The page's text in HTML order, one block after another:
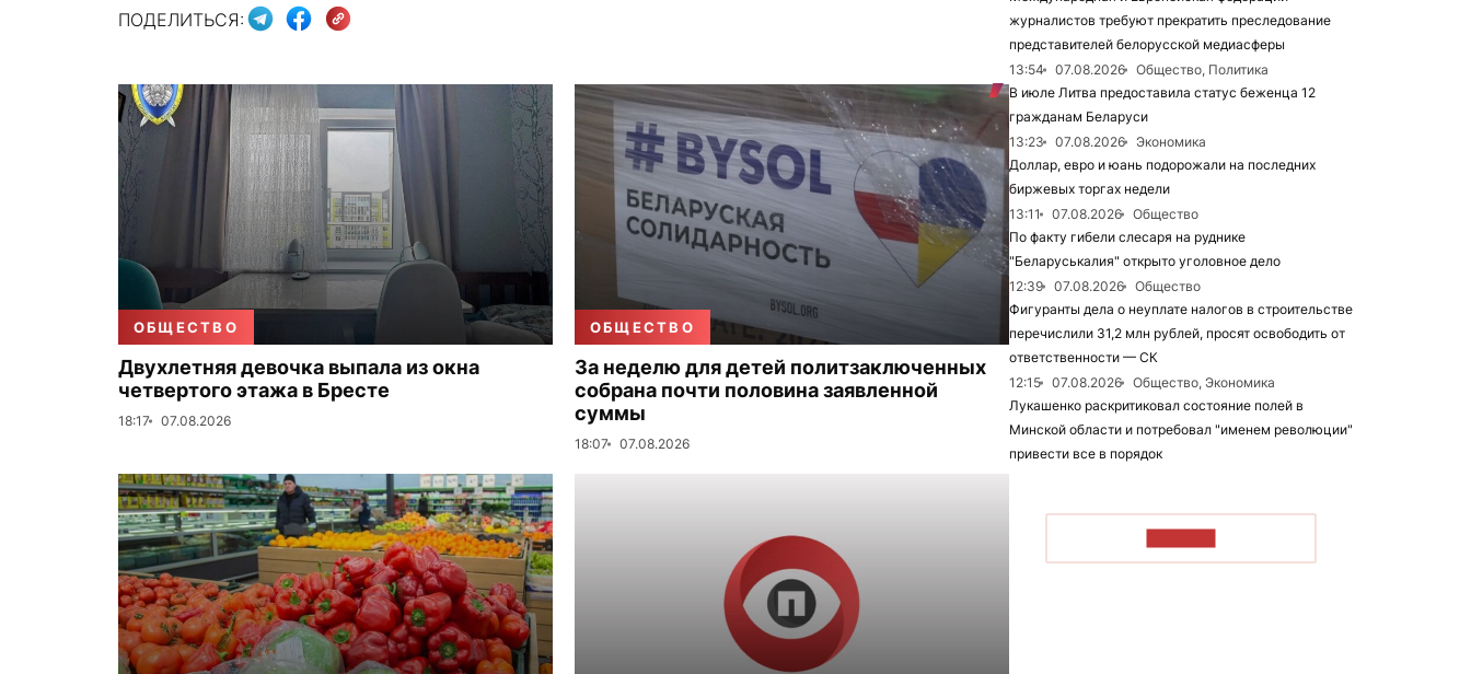
ПОДЕЛИТЬСЯ:
ОБЩЕСТВО
Двухлетняя девочка выпала из окна
четвертого этажа в Бресте
18:17 07.08.2026
ОБЩЕСТВО
За неделю для детей политзаключенных
собрана почти половина заявленной
суммы
18:07 07.08.2026
журналистов требуют прекратить преследование
представителей белорусской медиасферы
13:54
07.08.2026
Общество, Политика
В июле Литва предоставила статус беженца 12
гражданам Беларуси
13:23
07.08.2026
Экономика
Доллар, евро и юань подорожали на последних
биржевых торгах недели
13:11
07.08.2026
Общество
По факту гибели слесаря на руднике
"Беларуськалия" открыто уголовное дело
12:39
07.08.2026
Общество
Фигуранты дела о неуплате налогов в строительстве
перечислили 31,2 млн рублей, просят освободить от
ответственности — СК
12:15
07.08.2026
Общество, Экономика
Лукашенко раскритиковал состояние полей в
Минской области и потребовал "именем революции"
привести все в порядок